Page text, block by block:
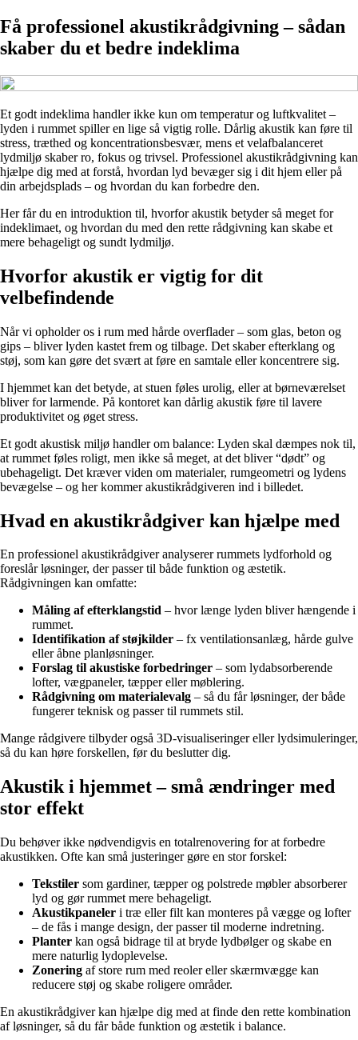
Få professionel akustikrådgivning – sådan
skaber du et bedre indeklima
Et godt indeklima handler ikke kun om temperatur og luftkvalitet –
lyden i rummet spiller en lige så vigtig rolle. Dårlig akustik kan føre til
stress, træthed og koncentrationsbesvær, mens et velafbalanceret
lydmiljø skaber ro, fokus og trivsel. Professionel akustikrådgivning kan
hjælpe dig med at forstå, hvordan lyd bevæger sig i dit hjem eller på
din arbejdsplads – og hvordan du kan forbedre den.
Her får du en introduktion til, hvorfor akustik betyder så meget for
indeklimaet, og hvordan du med den rette rådgivning kan skabe et
mere behageligt og sundt lydmiljø.
Hvorfor akustik er vigtig for dit
velbefindende
Når vi opholder os i rum med hårde overflader – som glas, beton og
gips – bliver lyden kastet frem og tilbage. Det skaber efterklang og
støj, som kan gøre det svært at føre en samtale eller koncentrere sig.
I hjemmet kan det betyde, at stuen føles urolig, eller at børneværelset
bliver for larmende. På kontoret kan dårlig akustik føre til lavere
produktivitet og øget stress.
Et godt akustisk miljø handler om balance: Lyden skal dæmpes nok til,
at rummet føles roligt, men ikke så meget, at det bliver “dødt” og
ubehageligt. Det kræver viden om materialer, rumgeometri og lydens
bevægelse – og her kommer akustikrådgiveren ind i billedet.
Hvad en akustikrådgiver kan hjælpe med
En professionel akustikrådgiver analyserer rummets lydforhold og
foreslår løsninger, der passer til både funktion og æstetik.
Rådgivningen kan omfatte:
Måling af efterklangstid – hvor længe lyden bliver hængende i
rummet.
Identifikation af støjkilder – fx ventilationsanlæg, hårde gulve
eller åbne planløsninger.
Forslag til akustiske forbedringer – som lydabsorberende
lofter, vægpaneler, tæpper eller møblering.
Rådgivning om materialevalg – så du får løsninger, der både
fungerer teknisk og passer til rummets stil.
Mange rådgivere tilbyder også 3D-visualiseringer eller lydsimuleringer,
så du kan høre forskellen, før du beslutter dig.
Akustik i hjemmet – små ændringer med
stor effekt
Du behøver ikke nødvendigvis en totalrenovering for at forbedre
akustikken. Ofte kan små justeringer gøre en stor forskel:
Tekstiler som gardiner, tæpper og polstrede møbler absorberer
lyd og gør rummet mere behageligt.
Akustikpaneler i træ eller filt kan monteres på vægge og lofter
– de fås i mange design, der passer til moderne indretning.
Planter kan også bidrage til at bryde lydbølger og skabe en
mere naturlig lydoplevelse.
Zonering af store rum med reoler eller skærmvægge kan
reducere støj og skabe roligere områder.
En akustikrådgiver kan hjælpe dig med at finde den rette kombination
af løsninger, så du får både funktion og æstetik i balance.